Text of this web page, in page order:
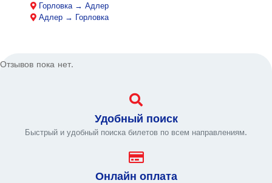
Горловка → Адлер
Адлер → Горловка
Отзывов пока нет.
Удобный поиск
Быстрый и удобный поиска билетов по всем направлениям.
Онлайн оплата